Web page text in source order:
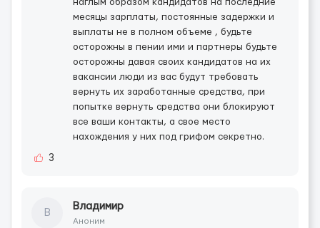
наглым образом кандидатов на последние
месяцы зарплаты, постоянные задержки и
выплаты не в полном объеме , будьте
осторожны в пении ими и партнеры будьте
осторожны давая своих кандидатов на их
вакансии люди из вас будут требовать
вернуть их заработанные средства, при
попытке вернуть средства они блокируют
все ваши контакты, а свое место
нахождения у них под грифом секретно.
3
В
Владимир
Аноним